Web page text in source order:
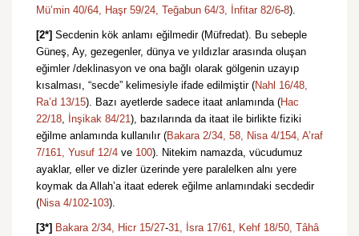
Mü’min 40/64, Haşr 59/24, Teğabun 64/3, İnfitar 82/6-8).
[2*] Secdenin kök anlamı eğilmedir (Müfredat). Bu sebeple
Güneş, Ay, gezegenler, dünya ve yıldızlar arasında oluşan
eğimler /deklinasyon ve ona bağlı olarak gölgenin uzayıp
kısalması, “secde” kelimesiyle ifade edilmiştir (Nahl 16/48,
Ra’d 13/15). Bazı ayetlerde sadece itaat anlamında (Hac
22/18, İnşikak 84/21), bazılarında da itaat ile birlikte fiziki
eğilme anlamında kullanılır (Bakara 2/34, 58, Nisa 4/154, A’raf
7/161, Yusuf 12/4 ve 100). Nitekim namazda, vücudumuz
ayaklar, eller ve dizler üzerinde yere paralelken alnı yere
koymak da Allah’a itaat ederek eğilme anlamındaki secdedir
(Nisa 4/102-103).
[3*] Bakara 2/34, Hicr 15/27-31, İsra 17/61, Kehf 18/50, Tâhâ